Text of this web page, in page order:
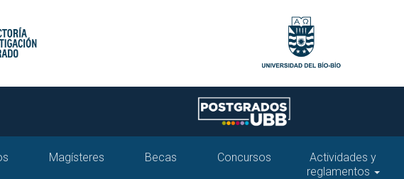
Magísteres Becas Concursos
Actividades y
reglamentos